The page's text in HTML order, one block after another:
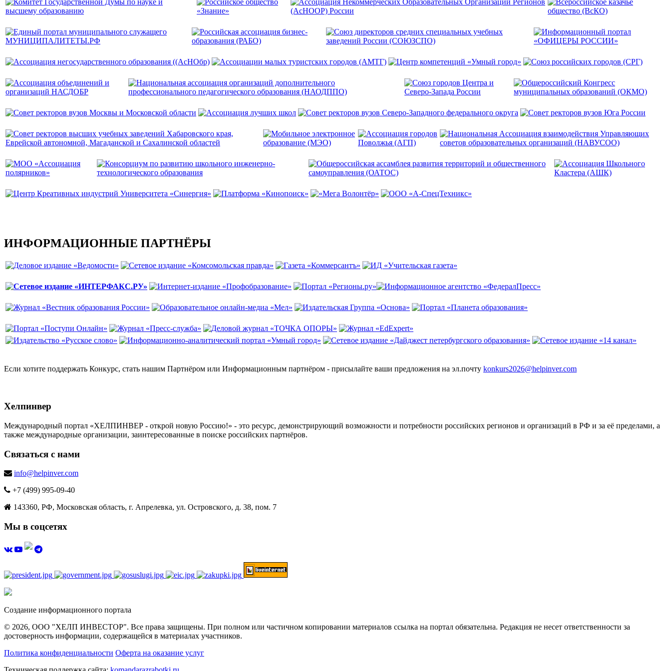
ИНФОРМАЦИОННЫЕ ПАРТНЁРЫ
Если хотите поддержать Конкурс, стать нашим Партнёром или Информационным партнёром - присылайте ваши предложения на эл.почту konkurs2026@helpinver.com
Хелпинвер
Международный портал «ХЕЛПИНВЕР - открой новую Россию!» - это ресурс, демонстрирующий возможности и потребности российских регионов и организаций в РФ и за её пределами, а
также международные организации, заинтересованные в поиске российских партнёров.
Связаться с нами
info@helpinver.com
+7 (499) 995-09-40
143360, РФ, Московская область, г. Апрелевка, ул. Островского, д. 38, пом. 7
Мы в соцсетях
Создание информационного портала
© 2026, ООО "ХЕЛП ИНВЕСТОР". Все права защищены. При полном или частичном копировании материалов ссылка на портал обязательна. Редакция не несет ответственности за
достоверность информации, содержащейся в материалах участников.
Политика конфиденциальности Оферта на оказание услуг